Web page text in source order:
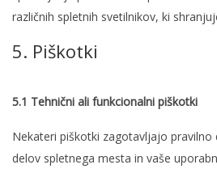
različnih spletnih svetilnikov, ki
5. Piškotki
5.1 Tehnični ali funkcionalni piškotki
Nekateri piškotki zagotavljajo pravilno
delov spletnega mesta in vaše